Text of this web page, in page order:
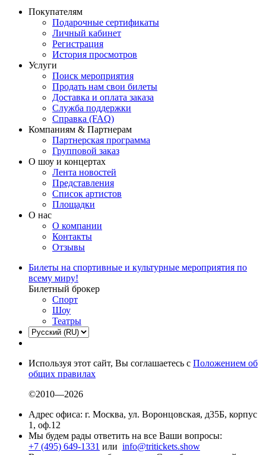
Покупателям
Подарочные сертификаты
Личный кабинет
Регистрация
История просмотров
Услуги
Поиск мероприятия
Продать нам свои билеты
Доставка и оплата заказа
Служба поддержки
Справка (FAQ)
Компаниям & Партнерам
Партнерская программа
Групповой заказ
О шоу и концертах
Лента новостей
Представления
Список артистов
Площадки
О нас
О компании
Контакты
Отзывы
Билеты на спортивные и культурные мероприятия по
всему миру!
Билетный брокер
Спорт
Шоу
Театры
Используя этот сайт, Вы соглашаетесь с Положением об
общих правилах
©2010—2026
Адрес офиса: г. Москва, ул. Воронцовская, д35Б, корпус
1, оф.12
Мы будем рады ответить на все Ваши вопросы:
+7 (495) 649-1331 или info@tritickets.show